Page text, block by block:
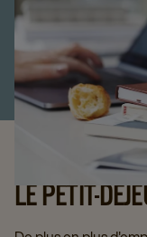
LE PETIT-